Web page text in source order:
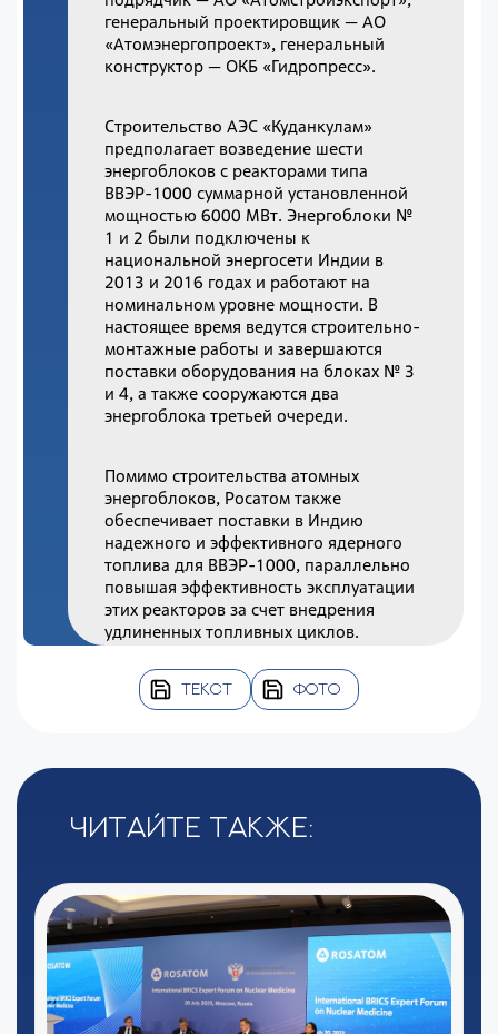
генеральный проектировщик — АО
«Атомэнергопроект», генеральный
конструктор — ОКБ «Гидропресс».
Строительство АЭС «Куданкулам»
предполагает возведение шести
энергоблоков с реакторами типа
ВВЭР-1000 суммарной установленной
мощностью 6000 МВт. Энергоблоки №
1 и 2 были подключены к
национальной энергосети Индии в
2013 и 2016 годах и работают на
номинальном уровне мощности. В
настоящее время ведутся строительно-
монтажные работы и завершаются
поставки оборудования на блоках № 3
и 4, а также сооружаются два
энергоблока третьей очереди.
Помимо строительства атомных
энергоблоков, Росатом также
обеспечивает поставки в Индию
надежного и эффективного ядерного
топлива для ВВЭР-1000, параллельно
повышая эффективность эксплуатации
этих реакторов за счет внедрения
удлиненных топливных циклов.
ТЕКСТ ФОТО
Читайте также: